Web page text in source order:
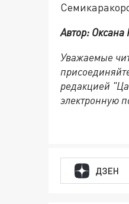
Автор:
Уважаемые
редакцией
электронную
ДЗЕН